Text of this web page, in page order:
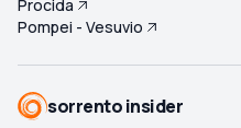
Procida
Pompei - Vesuvio
sorrento insider